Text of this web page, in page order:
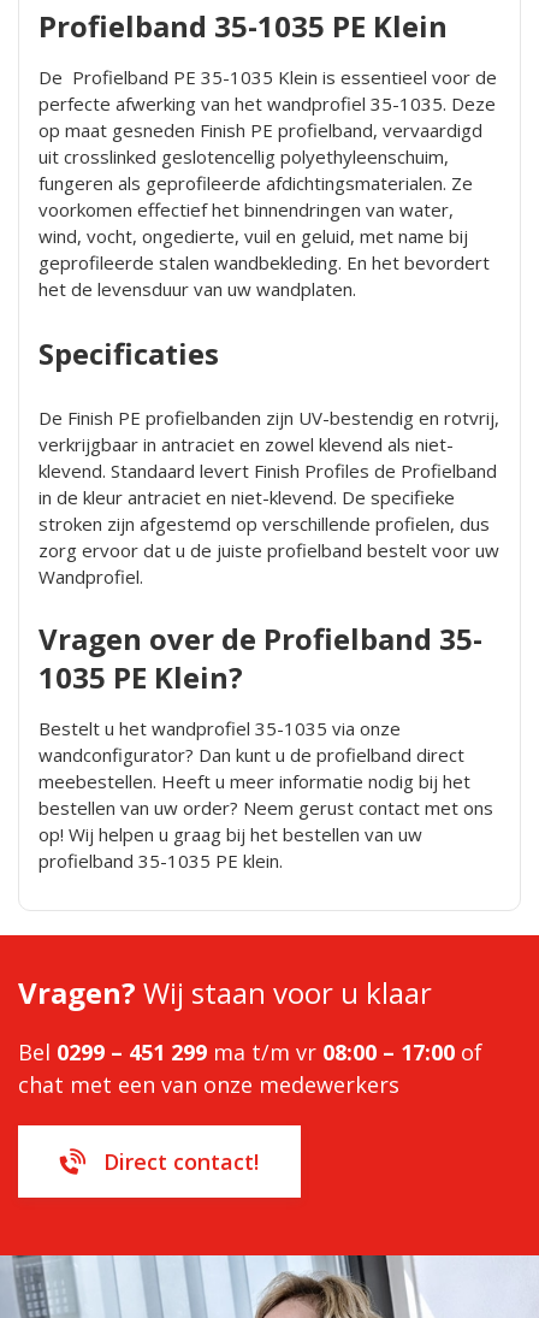
Profielband 35-1035 PE Klein
De Profielband PE 35-1035 Klein is essentieel voor de
perfecte afwerking van het wandprofiel 35-1035. Deze
op maat gesneden Finish PE profielband, vervaardigd
uit crosslinked geslotencellig polyethyleenschuim,
fungeren als geprofileerde afdichtingsmaterialen. Ze
voorkomen effectief het binnendringen van water,
wind, vocht, ongedierte, vuil en geluid, met name bij
geprofileerde stalen wandbekleding. En het bevordert
het de levensduur van uw wandplaten.
Specificaties
De Finish PE profielbanden zijn UV-bestendig en rotvrij,
verkrijgbaar in antraciet en zowel klevend als niet-
klevend. Standaard levert Finish Profiles de Profielband
in de kleur antraciet en niet-klevend. De specifieke
stroken zijn afgestemd op verschillende profielen, dus
zorg ervoor dat u de juiste profielband bestelt voor uw
Wandprofiel.
Vragen over de Profielband 35-
1035 PE Klein?
Bestelt u het wandprofiel 35-1035 via onze
wandconfigurator? Dan kunt u de profielband direct
meebestellen. Heeft u meer informatie nodig bij het
bestellen van uw order? Neem gerust contact met ons
op! Wij helpen u graag bij het bestellen van uw
profielband 35-1035 PE klein.
Vragen? Wij staan voor u klaar
Bel 0299 – 451 299 ma t/m vr 08:00 – 17:00 of
chat met een van onze medewerkers
Direct contact!